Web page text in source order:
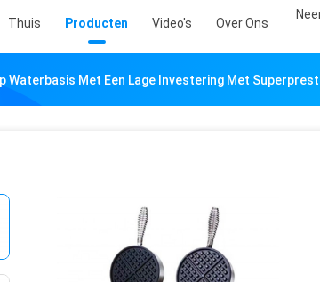
Thuis Producten Video's Over Ons
Waterbasis Met Een Lage Investering Met